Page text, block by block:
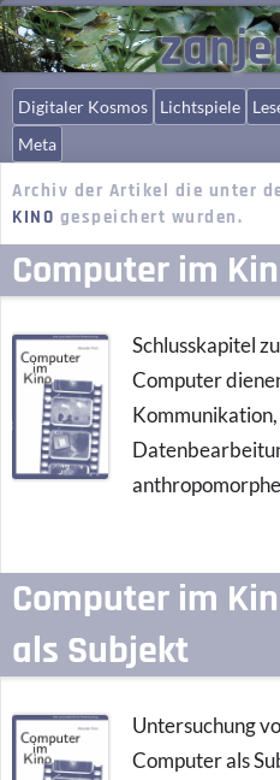
Digitaler Kosmos Lichtspiele
Meta
Archiv der Artikel die unter
KINO gespeichert wurden.
Computer im
Schlusskapitel
Computer
Computer im
als Subjekt
Untersuchung
Computer als